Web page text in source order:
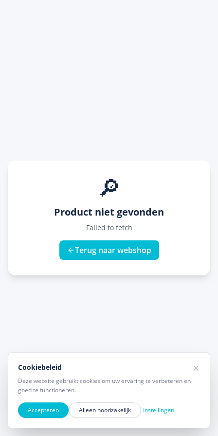
🔎
Product niet gevonden
Failed to fetch
Terug naar webshop
Cookiebeleid
Deze website gebruikt cookies om uw ervaring te verbeteren en
goed te functioneren.
Accepteren Alleen noodzakelijk Instellingen